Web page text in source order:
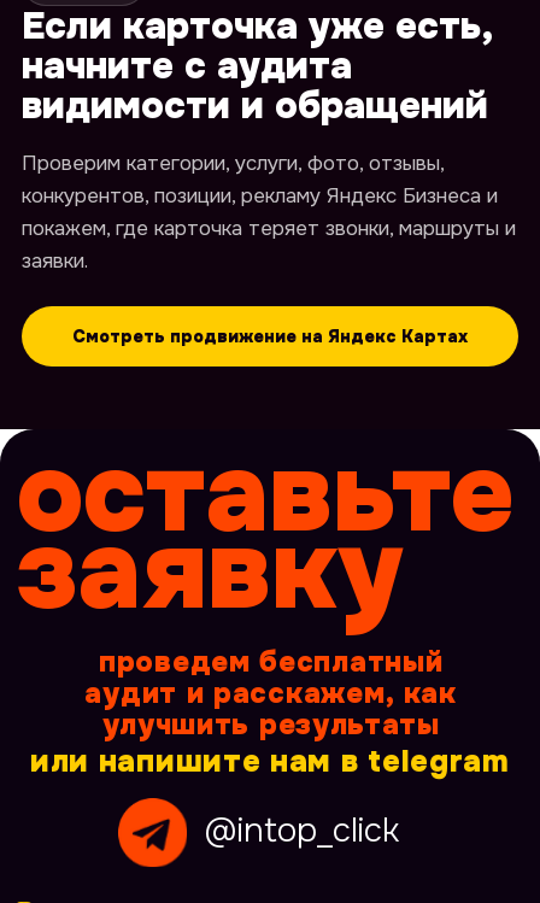
Если карточка уже есть,
начните с аудита
видимости и обращений
Проверим категории, услуги, фото, отзывы,
конкурентов, позиции, рекламу Яндекс Бизнеса и
покажем, где карточка теряет звонки, маршруты и
заявки.
Смотреть продвижение на Яндекс Картах